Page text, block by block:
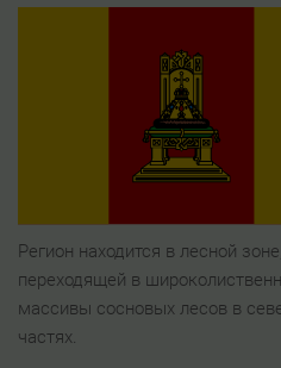
Регион находится в лесной
переходящей в
массивы сосновых лесов в
частях.